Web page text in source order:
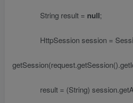
String result = null;
HttpSession session =
result = (String)